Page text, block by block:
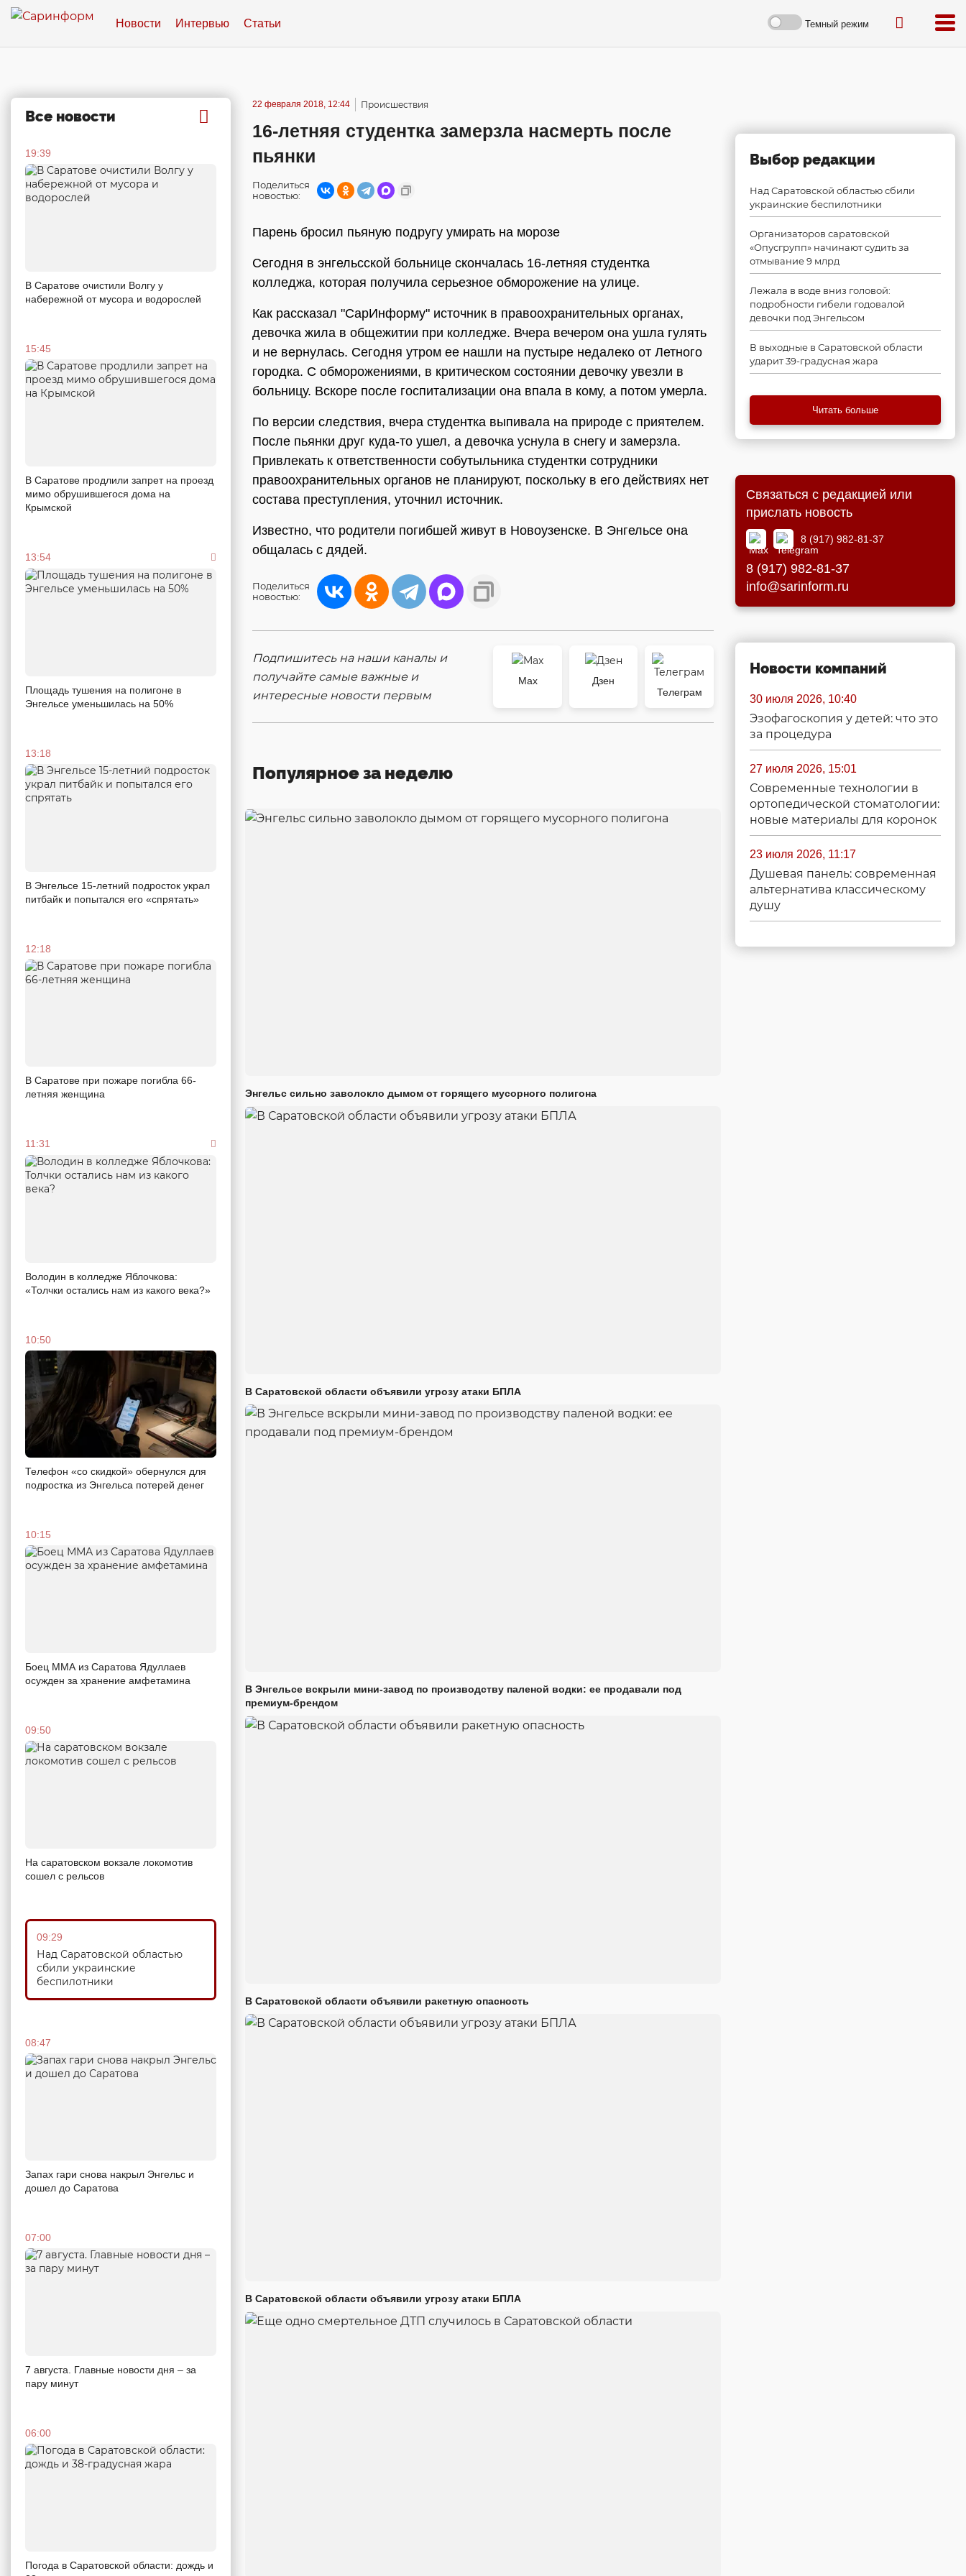
Новости Интервью Статьи Темный режим
Все новости
19:39
В Саратове очистили Волгу у
набережной от мусора и водорослей
15:45
В Саратове продлили запрет на проезд
мимо обрушившегося дома на
Крымской
13:54
Площадь тушения на полигоне в
Энгельсе уменьшилась на 50%
13:18
В Энгельсе 15-летний подросток украл
питбайк и попытался его «спрятать»
12:18
В Саратове при пожаре погибла 66-
летняя женщина
11:31
Володин в колледже Яблочкова:
«Толчки остались нам из какого века?»
10:50
Телефон «со скидкой» обернулся для
подростка из Энгельса потерей денег
10:15
Боец ММА из Саратова Ядуллаев
осужден за хранение амфетамина
09:50
На саратовском вокзале локомотив
сошел с рельсов
09:29
Над Саратовской областью
сбили украинские
беспилотники
08:47
Запах гари снова накрыл Энгельс и
дошел до Саратова
07:00
7 августа. Главные новости дня – за
пару минут
06:00
Погода в Саратовской области: дождь и
22 февраля 2018, 12:44 Происшествия
16-летняя студентка замерзла насмерть после
пьянки
Поделиться
новостью:
Парень бросил пьяную подругу умирать на морозе
Сегодня в энгельсской больнице скончалась 16-летняя студентка
колледжа, которая получила серьезное обморожение на улице.
Как рассказал "СарИнформу" источник в правоохранительных органах,
девочка жила в общежитии при колледже. Вчера вечером она ушла гулять
и не вернулась. Сегодня утром ее нашли на пустыре недалеко от Летного
городка. С обморожениями, в критическом состоянии девочку увезли в
больницу. Вскоре после госпитализации она впала в кому, а потом умерла.
По версии следствия, вчера студентка выпивала на природе с приятелем.
После пьянки друг куда-то ушел, а девочка уснула в снегу и замерзла.
Привлекать к ответственности собутыльника студентки сотрудники
правоохранительных органов не планируют, поскольку в его действиях нет
состава преступления, уточнил источник.
Известно, что родители погибшей живут в Новоузенске. В Энгельсе она
общалась с дядей.
Поделиться
новостью:
Подпишитесь на наши каналы и
получайте самые важные и
интересные новости первым
Max
Дзен
Телеграм
Популярное за неделю
Энгельс сильно заволокло дымом от горящего мусорного полигона
В Саратовской области объявили угрозу атаки БПЛА
В Энгельсе вскрыли мини-завод по производству паленой водки: ее продавали под
премиум-брендом
В Саратовской области объявили ракетную опасность
В Саратовской области объявили угрозу атаки БПЛА
Выбор редакции
Над Саратовской областью сбили
украинские беспилотники
Организаторов саратовской
«Опусгрупп» начинают судить за
отмывание 9 млрд
Лежала в воде вниз головой:
подробности гибели годовалой
девочки под Энгельсом
В выходные в Саратовской области
ударит 39-градусная жара
Читать больше
Связаться с редакцией или
прислать новость
8 (917) 982-81-37
8 (917) 982-81-37
info@sarinform.ru
Новости компаний
30 июля 2026, 10:40
Эзофагоскопия у детей: что это
за процедура
27 июля 2026, 15:01
Современные технологии в
ортопедической стоматологии:
новые материалы для коронок
23 июля 2026, 11:17
Душевая панель: современная
альтернатива классическому
душу